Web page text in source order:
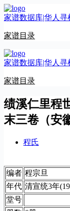
跳
至
容
家谱数据库|华人寻
家谱目录
家谱数据库|华人寻
家谱目录
绩溪仁里程
末三卷（安
程氏
编者 程宗旦
年代 清宣统3年
堂号